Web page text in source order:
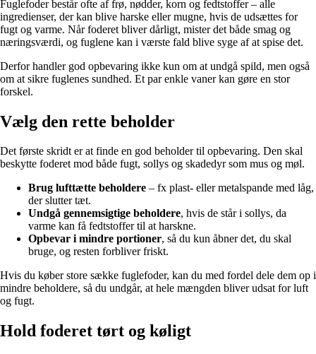
Fuglefoder består ofte af frø, nødder, korn og fedtstoffer – alle
ingredienser, der kan blive harske eller mugne, hvis de udsættes for
fugt og varme. Når foderet bliver dårligt, mister det både smag og
næringsværdi, og fuglene kan i værste fald blive syge af at spise det.
Derfor handler god opbevaring ikke kun om at undgå spild, men også
om at sikre fuglenes sundhed. Et par enkle vaner kan gøre en stor
forskel.
Vælg den rette beholder
Det første skridt er at finde en god beholder til opbevaring. Den skal
beskytte foderet mod både fugt, sollys og skadedyr som mus og møl.
Brug lufttætte beholdere – fx plast- eller metalspande med låg,
der slutter tæt.
Undgå gennemsigtige beholdere, hvis de står i sollys, da
varme kan få fedtstoffer til at harskne.
Opbevar i mindre portioner, så du kun åbner det, du skal
bruge, og resten forbliver friskt.
Hvis du køber store sække fuglefoder, kan du med fordel dele dem op i
mindre beholdere, så du undgår, at hele mængden bliver udsat for luft
og fugt.
Hold foderet tørt og køligt